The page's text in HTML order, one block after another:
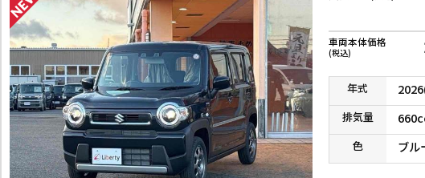
車両本体価格
(税込)
年式
排気量
色 ブル